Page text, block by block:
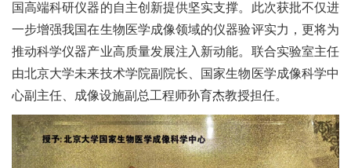
国高端科研仪器的自主创新提供坚实支撑。此次获批不仅进
一步增强我国在生物医学成像领域的仪器验评实力，更将为
推动科学仪器产业高质量发展注入新动能。联合实验室主任
由北京大学未来技术学院副院长、国家生物医学成像科学中
心副主任、成像设施副总工程师孙育杰教授担任。